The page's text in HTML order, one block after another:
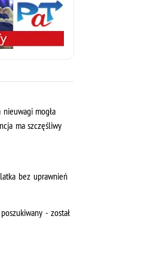
mogła
ma szczęśliwy
bez uprawnień
- został